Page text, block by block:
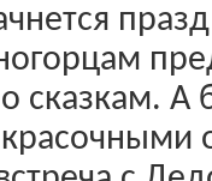
сказкам. А